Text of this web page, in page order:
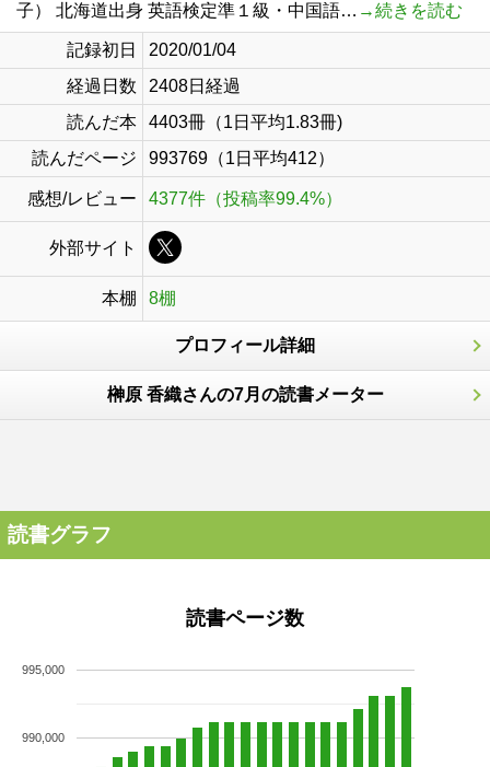
子） 北海道出身 英語検定準１級・中国語… →続きを読む
記録初日
2020/01/04
経過日数
2408日経過
読んだ本
4403冊（1日平均1.83冊)
読んだページ
993769（1日平均412）
感想/レビュー 4377件（投稿率99.4%）
外部サイト
本棚 8棚
プロフィール詳細
榊原 香織さんの7月の読書メーター
読書グラフ
読書ページ数
990,000
995,000